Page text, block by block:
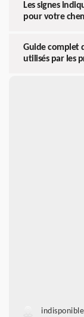
Les signes
pour votre
Guide complet
utilisés par les
indisponible